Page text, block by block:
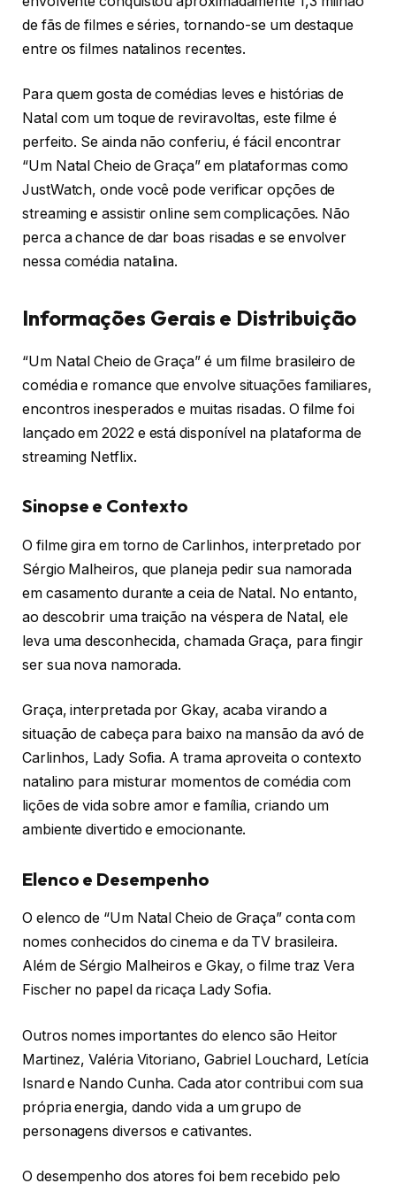
de fãs de filmes e séries, tornando-se um destaque
entre os filmes natalinos recentes.
Para quem gosta de comédias leves e histórias de
Natal com um toque de reviravoltas, este filme é
perfeito. Se ainda não conferiu, é fácil encontrar
“Um Natal Cheio de Graça” em plataformas como
JustWatch, onde você pode verificar opções de
streaming e assistir online sem complicações. Não
perca a chance de dar boas risadas e se envolver
nessa comédia natalina.
Informações Gerais e Distribuição
“Um Natal Cheio de Graça” é um filme brasileiro de
comédia e romance que envolve situações familiares,
encontros inesperados e muitas risadas. O filme foi
lançado em 2022 e está disponível na plataforma de
streaming Netflix.
Sinopse e Contexto
O filme gira em torno de Carlinhos, interpretado por
Sérgio Malheiros, que planeja pedir sua namorada
em casamento durante a ceia de Natal. No entanto,
ao descobrir uma traição na véspera de Natal, ele
leva uma desconhecida, chamada Graça, para fingir
ser sua nova namorada.
Graça, interpretada por Gkay, acaba virando a
situação de cabeça para baixo na mansão da avó de
Carlinhos, Lady Sofia. A trama aproveita o contexto
natalino para misturar momentos de comédia com
lições de vida sobre amor e família, criando um
ambiente divertido e emocionante.
Elenco e Desempenho
O elenco de “Um Natal Cheio de Graça” conta com
nomes conhecidos do cinema e da TV brasileira.
Além de Sérgio Malheiros e Gkay, o filme traz Vera
Fischer no papel da ricaça Lady Sofia.
Outros nomes importantes do elenco são Heitor
Martinez, Valéria Vitoriano, Gabriel Louchard, Letícia
Isnard e Nando Cunha. Cada ator contribui com sua
própria energia, dando vida a um grupo de
personagens diversos e cativantes.
O desempenho dos atores foi bem recebido pelo